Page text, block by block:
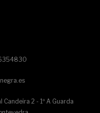
Candeira 2 - 1º A Guarda